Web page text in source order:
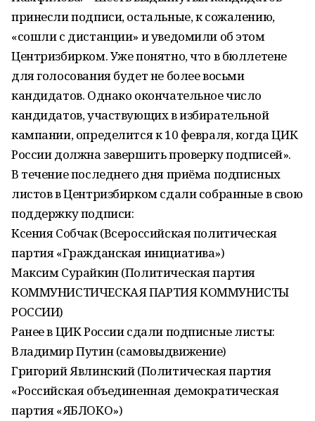
принесли подписи, остальные, к сожалению,
«сошли с дистанции» и уведомили об этом
Центризбирком. Уже понятно, что в бюллетене
для голосования будет не более восьми
кандидатов. Однако окончательное число
кандидатов, участвующих в избирательной
кампании, определится к 10 февраля, когда ЦИК
России должна завершить проверку подписей».
В течение последнего дня приёма подписных
листов в Центризбирком сдали собранные в свою
поддержку подписи:
Ксения Собчак (Всероссийская политическая
партия «Гражданская инициатива»)
Максим Сурайкин (Политическая партия
КОММУНИСТИЧЕСКАЯ ПАРТИЯ КОММУНИСТЫ
РОССИИ)
Ранее в ЦИК России сдали подписные листы:
Владимир Путин (самовыдвижение)
Григорий Явлинский (Политическая партия
«Российская объединенная демократическая
партия «ЯБЛОКО»)